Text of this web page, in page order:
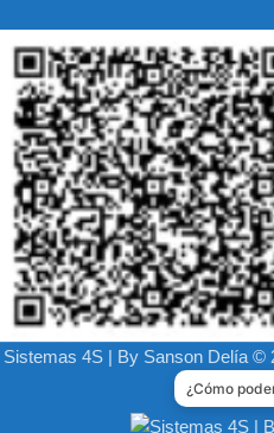
Sistemas 4S | By Sanson Delía ©
¿Cómo